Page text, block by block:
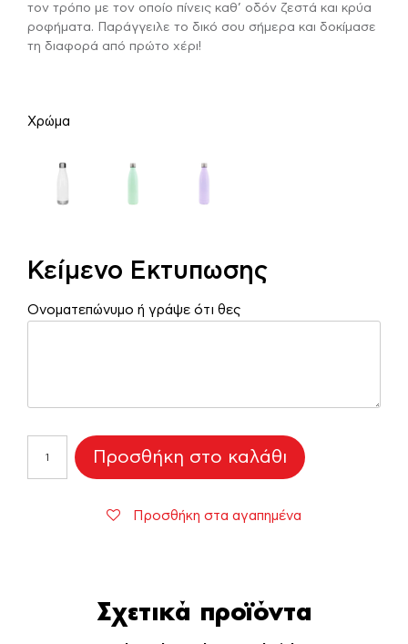
τον τρόπο με τον οποίο πίνεις καθ’ οδόν ζεστά και κρύα
ροφήματα. Παράγγειλε το δικό σου σήμερα και δοκίμασε
τη διαφορά από πρώτο χέρι!
Χρώμα
Κείμενο Εκτυπωσης
Ονοματεπώνυμο ή γράψε ότι θες
Θερμός
Friday
Προσθήκη στο καλάθι
Προσθήκη στα αγαπημένα
Σχετικά προϊόντα